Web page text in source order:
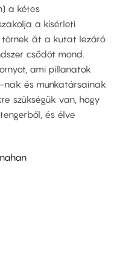
a kétes
a kísérleti
törnek át a kutat lezáró
csődöt mond.
ami pillanatok
és munkatársainak
szükségük van, hogy
és élve